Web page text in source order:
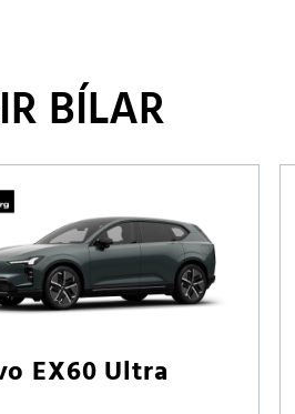
BÍLAR
EX60 Ultra